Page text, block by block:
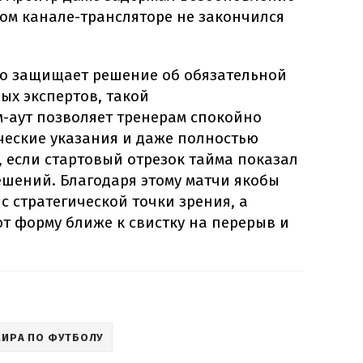
канале-трансляторе не закончился
защищает решение об обязательной
экспертов, такой
позволяет тренерам спокойно
указания и даже полностью
стартовый отрезок тайма показал
Благодаря этому матчи якобы
стратегической точки зрения, а
форму ближе к свистку на перерыв и
ПО ФУТБОЛУ